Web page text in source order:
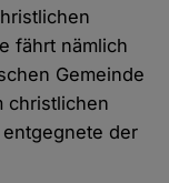
fährt nämlich
Gemeinde
christlichen
der